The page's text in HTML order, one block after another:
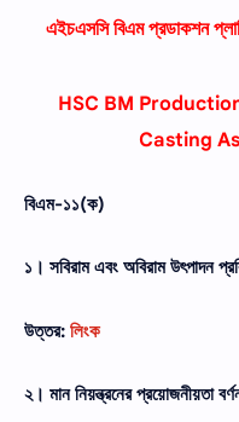
এইচএসসি বিএম প্রডাকশন
HSC BM
Casting
বিএম-১১(ক)
১। সবিরাম এবং অবিরাম উৎপাদন
উত্তর: লিংক
২। মান নিয়ন্ত্রনের প্রয়ােজনীয়তা